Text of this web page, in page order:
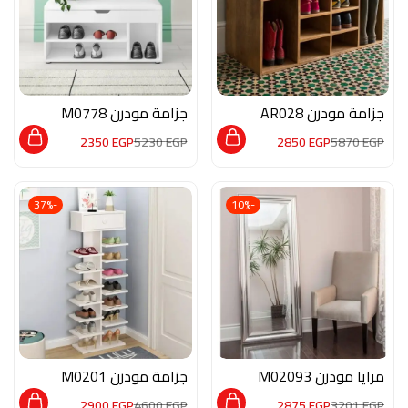
جزامة مودرن AR028
5870EGP
2850EGP
جزامة مودرن M0778
5230EGP
2350EGP
-10%
مرايا مودرن M02093
-37%
جزامة مودرن M0201